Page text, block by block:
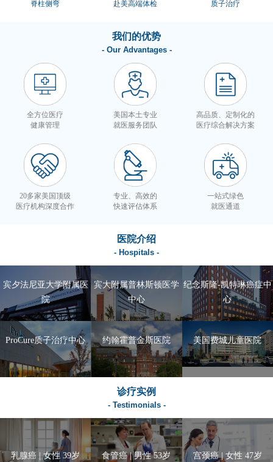
脊柱侧弯 赴美高端体检 质子治疗
我们的优势
- Our Advantages -
全方位医疗
健康管理
美国本土专业
就医服务团队
高品质、定制化的
医疗综合解决方案
20多家美国顶级
医疗机构深度合作
专业、高效的
快速评估体系
一站式绿色
就医通道
医院介绍
- Hospitals -
宾夕法尼亚大学附属医
院
宾大附属普林斯顿医学
中心
纪念斯隆-凯特琳癌症中
心
ProCure质子治疗中心 约翰霍普金斯医院 美国费城儿童医院
诊疗实例
- Testimonials -
乳腺癌 | 女性 39岁 食管癌 | 男性 53岁 宫颈癌 | 女性 47岁